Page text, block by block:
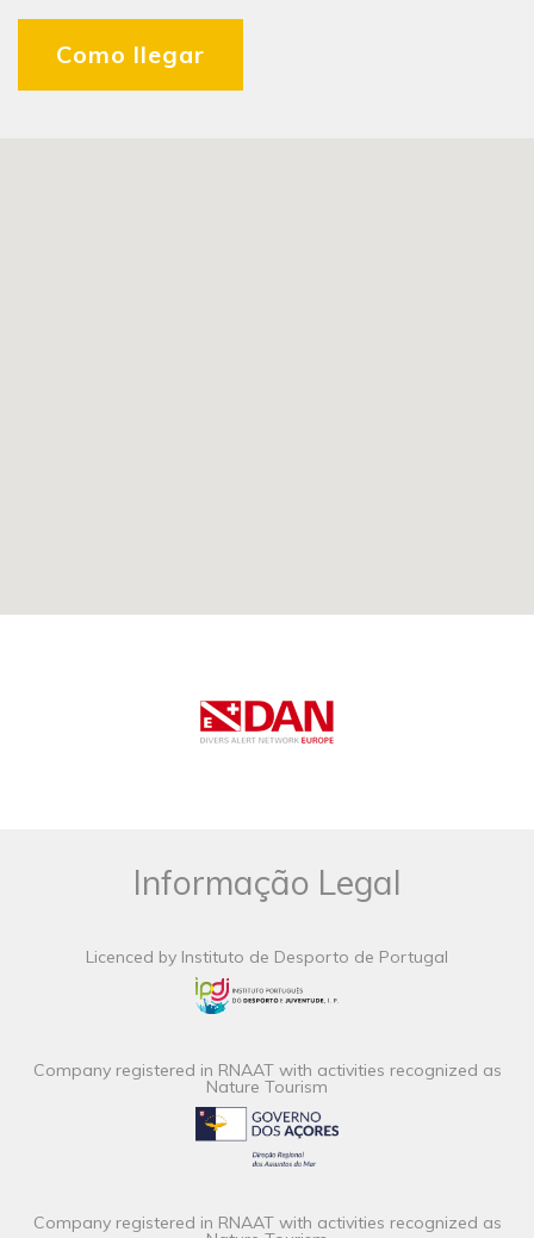
Como llegar
Informação Legal
Licenced by Instituto de Desporto de Portugal
Company registered in RNAAT with activities recognized as
Nature Tourism
Company registered in RNAAT with activities recognized as